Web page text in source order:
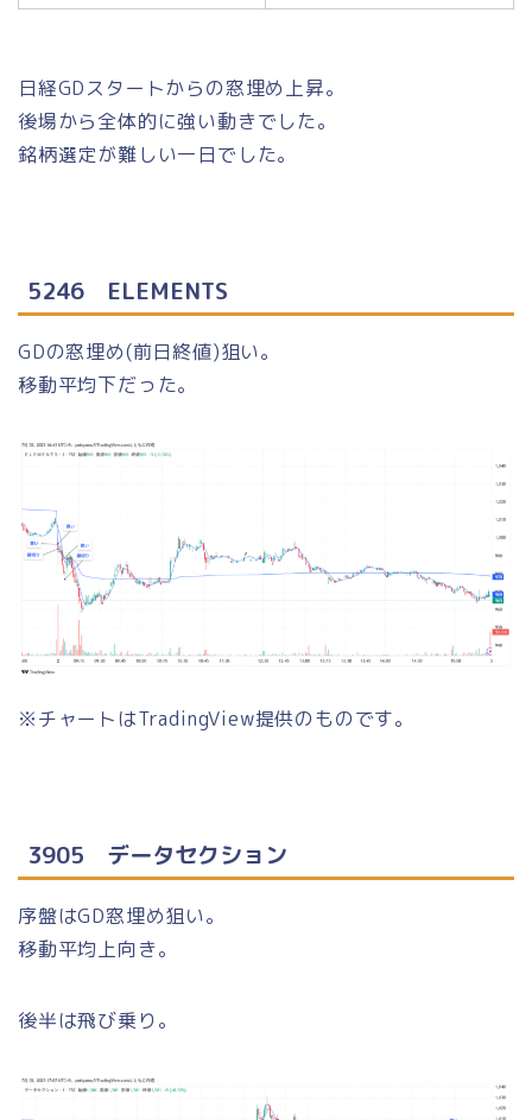
日経GDスタートからの窓埋め上昇。
後場から全体的に強い動きでした。
銘柄選定が難しい一日でした。
5246 ELEMENTS
GDの窓埋め(前日終値)狙い。
移動平均下だった。
※チャートはTradingView提供のものです。
3905 データセクション
序盤はGD窓埋め狙い。
移動平均上向き。
後半は飛び乗り。